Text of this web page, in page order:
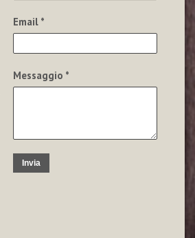
Email *
Messaggio *
Invia